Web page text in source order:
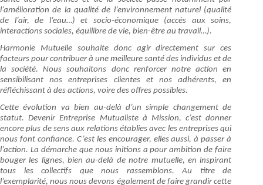
l’amélioration de la qualité de l’environnement naturel (qualité
de l’air, de l’eau…) et socio-économique (accès aux soins,
interactions sociales, équilibre de vie, bien-être au travail…).
Harmonie Mutuelle souhaite donc agir directement sur ces
facteurs pour contribuer à une meilleure santé des individus et de
la société. Nous souhaitons donc renforcer notre action en
sensibilisant nos entreprises clientes et nos adhérents, en
réfléchissant à des actions, voire des offres possibles.
Cette évolution va bien au-delà d’un simple changement de
statut. Devenir Entreprise Mutualiste à Mission, c’est donner
encore plus de sens aux relations établies avec les entreprises qui
nous font confiance. C’est les encourager, elles aussi, à passer à
l’action. La démarche que nous initions a pour ambition de faire
bouger les lignes, bien au-delà de notre mutuelle, en inspirant
tous les collectifs que nous rassemblons. Au titre de
l’exemplarité, nous nous devons également de faire grandir cette